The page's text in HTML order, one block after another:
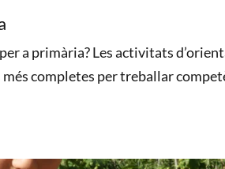
a primària? Les activitats
completes per treballar